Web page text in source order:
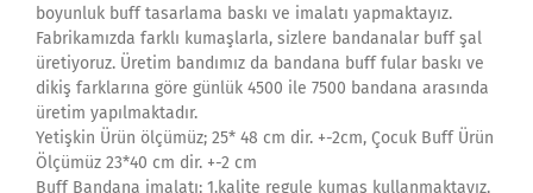
boyunluk buff tasarlama baskı ve imalatı yapmaktayız.
Fabrikamızda farklı kumaşlarla, sizlere bandanalar buff şal
üretiyoruz. Üretim bandımız da bandana buff fular baskı ve
dikiş farklarına göre günlük 4500 ile 7500 bandana arasında
üretim yapılmaktadır.
Yetişkin Ürün ölçümüz; 25* 48 cm dir. +-2cm, Çocuk Buff Ürün
Ölçümüz 23*40 cm dir. +-2 cm
Buff Bandana imalatı; 1.kalite regule kumaş kullanmaktayız,